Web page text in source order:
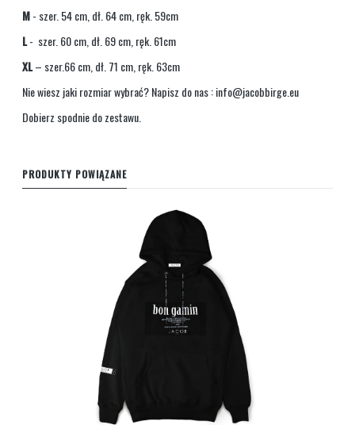
M- szer. 54 cm, dł. 64 cm, ręk. 59cm
L- szer. 60 cm, dł. 69 cm, ręk. 61cm
XL– szer.66 cm, dł. 71 cm, ręk. 63cm
Nie wiesz jaki rozmiar wybrać? Napisz do nas :info@jacobbirge.eu
Dobierz spodniedo zestawu.
PRODUKTY POWIĄZANE